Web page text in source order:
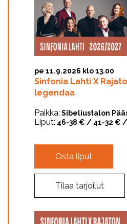
pe 11.9.2026 klo 13.00
Sinfonia Lahti X
legendaa
Paikka: Sibeliustalon
Liput: 46-38 € / 41-32 €
Osta liput
Tilaa tarjoilut